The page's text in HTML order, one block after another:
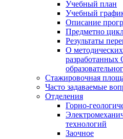
Учебный план
Учебный
Описание
Предметно
Результаты
О
разработанных
Стажировочная
Часто задаваемые
Отделения
Горно-
технологий
Заочное